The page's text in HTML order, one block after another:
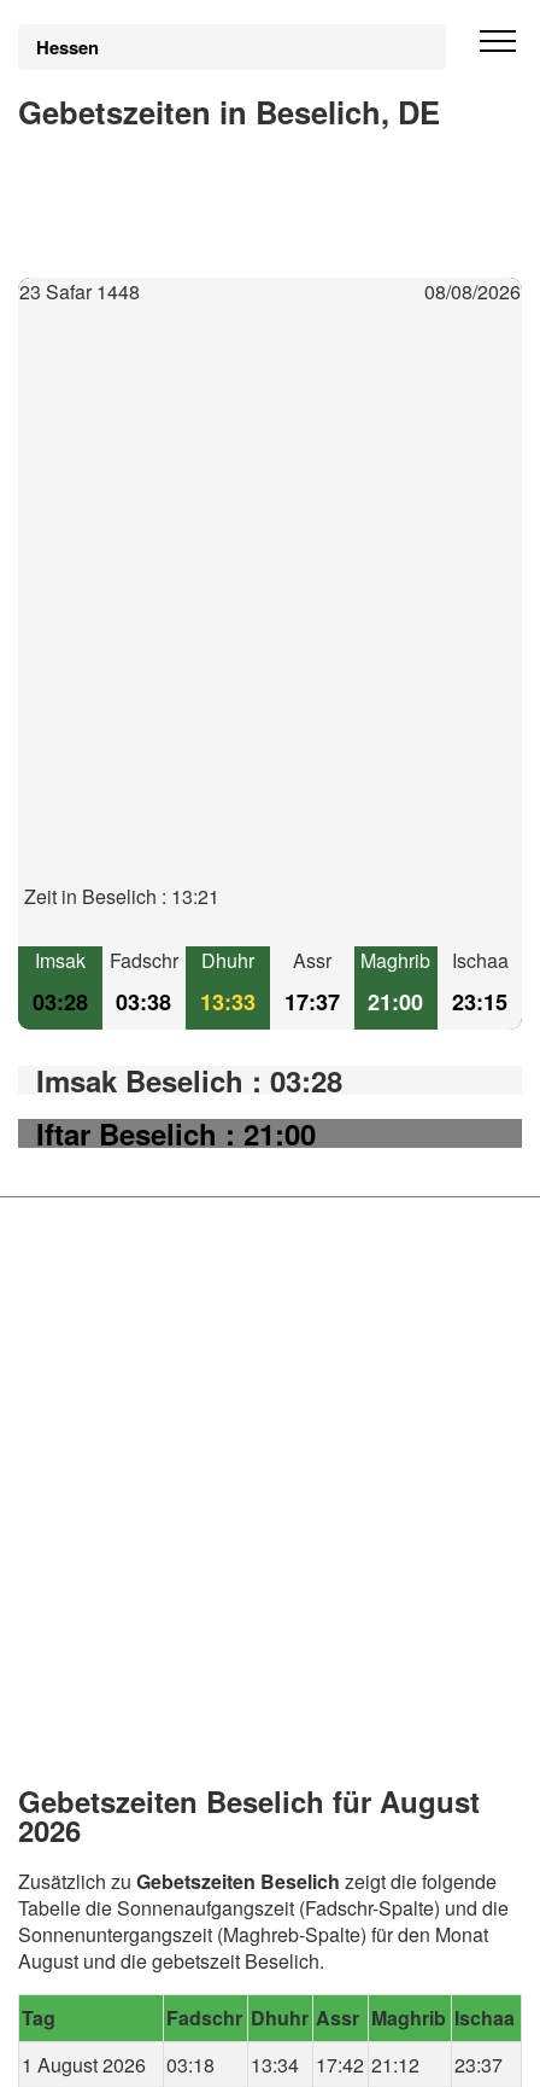
Hessen
Gebetszeiten in Beselich, DE
23 Safar 1448 08/08/2026
Zeit in Beselich : 13:21
Imsak
03:28
Fadschr
03:38
Dhuhr
13:33
Assr
17:37
Maghrib
21:00
Ischaa
23:15
Imsak Beselich : 03:28
Iftar Beselich : 21:00
Gebetszeiten Beselich für August
2026
Zusätzlich zu Gebetszeiten Beselich zeigt die folgende
Tabelle die Sonnenaufgangszeit (Fadschr-Spalte) und die
Sonnenuntergangszeit (Maghreb-Spalte) für den Monat
August und die gebetszeit Beselich.
Tag Fadschr Dhuhr Assr Maghrib Ischaa
1 August 2026
03:18 13:34 17:42 21:12
23:37